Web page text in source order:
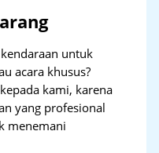
untuk
acara khusus?
kami, karena
yang profesional
menemani